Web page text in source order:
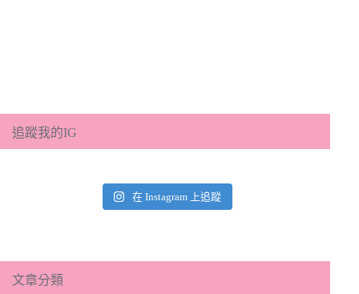
追蹤我的IG
在 Instagram 上追蹤
文章分類